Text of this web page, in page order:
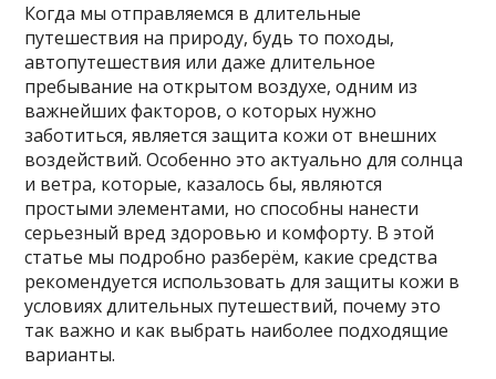
Когда мы отправляемся в длительные
путешествия на природу, будь то походы,
автопутешествия или даже длительное
пребывание на открытом воздухе, одним из
важнейших факторов, о которых нужно
заботиться, является защита кожи от внешних
воздействий. Особенно это актуально для солнца
и ветра, которые, казалось бы, являются
простыми элементами, но способны нанести
серьезный вред здоровью и комфорту. В этой
статье мы подробно разберём, какие средства
рекомендуется использовать для защиты кожи в
условиях длительных путешествий, почему это
так важно и как выбрать наиболее подходящие
варианты.